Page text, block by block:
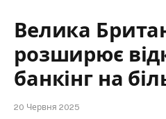
Велика
розширює
банкінг на
20 Червня 2025